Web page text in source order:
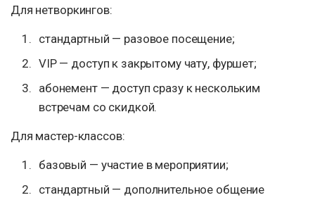
Для нетворкингов:
стандартный — разовое посещение;
VIP — доступ к закрытому чату, фуршет;
абонемент — доступ сразу к нескольким
встречам со скидкой.
Для мастер-классов:
базовый — участие в мероприятии;
стандартный — дополнительное общение